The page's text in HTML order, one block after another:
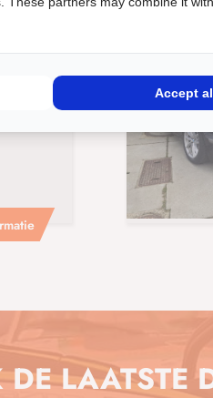
DE LAATSTE
Accept